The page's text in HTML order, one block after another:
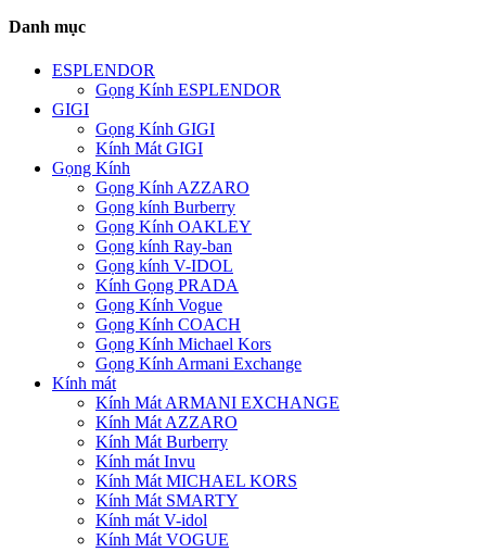
Danh mục
ESPLENDOR
Gọng Kính ESPLENDOR
GIGI
Gọng Kính GIGI
Kính Mát GIGI
Gọng Kính
Gọng Kính AZZARO
Gọng kính Burberry
Gọng Kính OAKLEY
Gọng kính Ray-ban
Gọng kính V-IDOL
Kính Gọng PRADA
Gọng Kính Vogue
Gọng Kính COACH
Gọng Kính Michael Kors
Gọng Kính Armani Exchange
Kính mát
Kính Mát ARMANI EXCHANGE
Kính Mát AZZARO
Kính Mát Burberry
Kính mát Invu
Kính Mát MICHAEL KORS
Kính Mát SMARTY
Kính mát V-idol
Kính Mát VOGUE